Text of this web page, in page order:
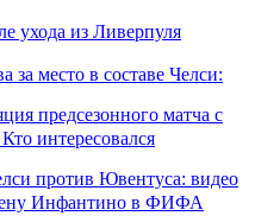
ухода из Ливерпуля
за место в составе Челси:
интересовался
Инфантино в ФИФА
предсезонного матча с
против Ювентуса: видео